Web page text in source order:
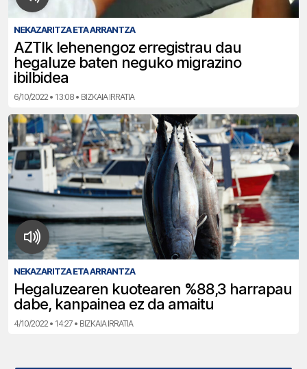
NEKAZARITZA ETA ARRANTZA
AZTIk lehenengoz erregistrau dau
hegaluze baten neguko migrazino
ibilbidea
6/10/2022 • 13:08 • BIZKAIA IRRATIA
NEKAZARITZA ETA ARRANTZA
Hegaluzearen kuotearen %88,3 harrapau
dabe, kanpainea ez da amaitu
4/10/2022 • 14:27 • BIZKAIA IRRATIA